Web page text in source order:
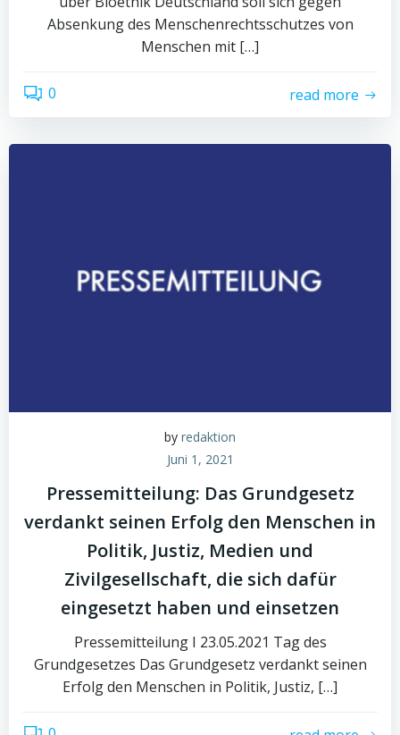
Absenkung des Menschenrechtsschutzes von
Menschen mit […]
0 read more
by redaktion
Juni 1, 2021
Pressemitteilung: Das Grundgesetz
verdankt seinen Erfolg den Menschen in
Politik, Justiz, Medien und
Zivilgesellschaft, die sich dafür
eingesetzt haben und einsetzen
Pressemitteilung I 23.05.2021 Tag des
Grundgesetzes Das Grundgesetz verdankt seinen
Erfolg den Menschen in Politik, Justiz, […]